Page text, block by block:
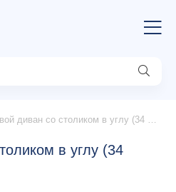
диван со столиком в углу (34 фото)
в углу (34